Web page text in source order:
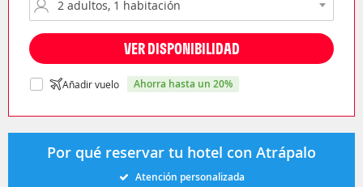
VER DISPONIBILIDAD
Añadir vuelo ahorra hasta un 20%
Por qué reservar tu hotel con Atrápalo
Atención personalizada